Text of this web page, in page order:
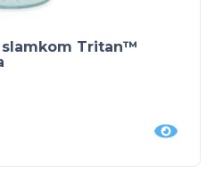
slamkom Tritan™